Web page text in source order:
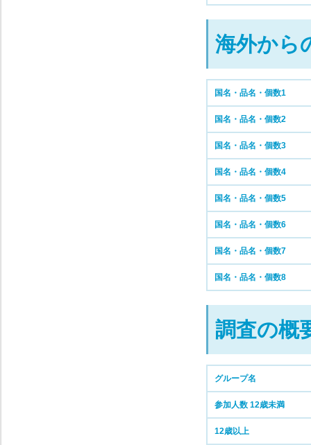
海外から
国名・品名・個数1
国名・品名・個数2
国名・品名・個数3
国名・品名・個数4
国名・品名・個数5
国名・品名・個数6
国名・品名・個数7
国名・品名・個数8
調査の概
グループ名
参加人数 12歳未満
12歳以上